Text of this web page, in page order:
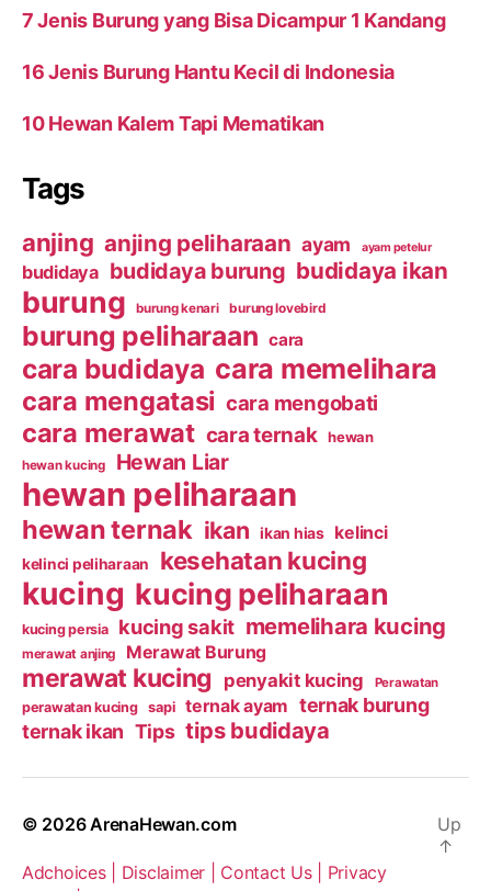
7 Jenis Burung yang Bisa Dicampur 1 Kandang
16 Jenis Burung Hantu Kecil di Indonesia
10 Hewan Kalem Tapi Mematikan
Tags
anjing anjing peliharaan ayam ayam petelur
budidaya budidaya burung budidaya ikan
burung burung kenari burung lovebird
burung peliharaan cara
cara budidaya cara memelihara
cara mengatasi cara mengobati
cara merawat cara ternak hewan
hewan kucing Hewan Liar
hewan peliharaan
hewan ternak ikan ikan hias kelinci
kelinci peliharaan kesehatan kucing
kucing kucing peliharaan
kucing persia kucing sakit memelihara kucing
merawat anjing Merawat Burung
merawat kucing penyakit kucing Perawatan
perawatan kucing sapi ternak ayam ternak burung
ternak ikan Tips tips budidaya
© 2026ArenaHewan.com
Adchoices | Disclaimer | Contact Us | Privacy
Up
↑